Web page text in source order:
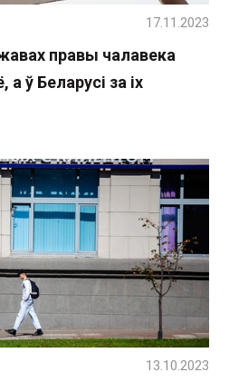
правы чалавека
ў Беларусі за іх
17.11.2023
13.10.2023